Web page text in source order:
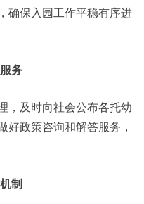
确保入园工作平稳有序进
务
及时向社会公布各托幼
好政策咨询和解答服务，
制